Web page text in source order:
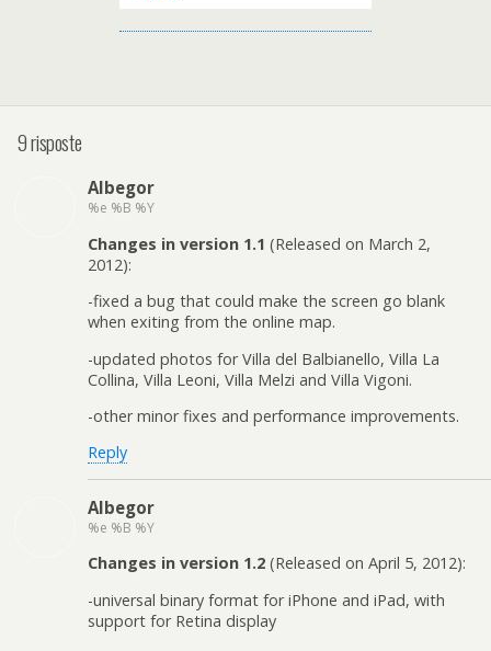
9 risposte
Albegor
%e %B %Y
Changes in version 1.1 (Released on March 2,
2012):
-fixed a bug that could make the screen go blank
when exiting from the online map.
-updated photos for Villa del Balbianello, Villa La
Collina, Villa Leoni, Villa Melzi and Villa Vigoni.
-other minor fixes and performance improvements.
Reply
Albegor
%e %B %Y
Changes in version 1.2 (Released on April 5, 2012):
-universal binary format for iPhone and iPad, with
support for Retina display